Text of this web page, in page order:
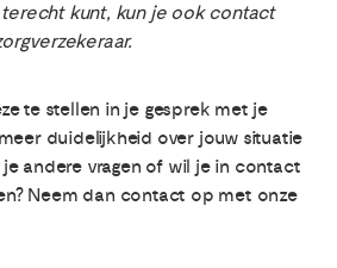
kunt, kun je ook contact
te stellen in je gesprek met je
duidelijkheid over jouw situatie
je andere vragen of wil je in contact
Neem dan contact op met onze